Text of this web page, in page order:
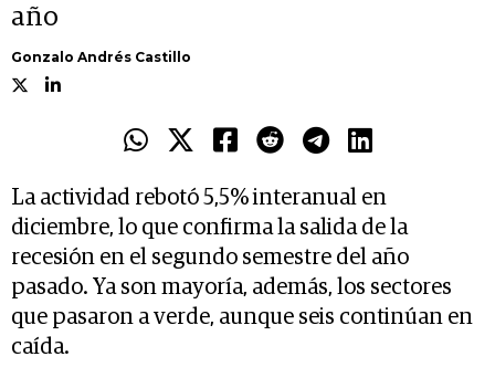
año
Gonzalo Andrés Castillo
La actividad rebotó 5,5% interanual en
diciembre, lo que confirma la salida de la
recesión en el segundo semestre del año
pasado. Ya son mayoría, además, los sectores
que pasaron a verde, aunque seis continúan en
caída.